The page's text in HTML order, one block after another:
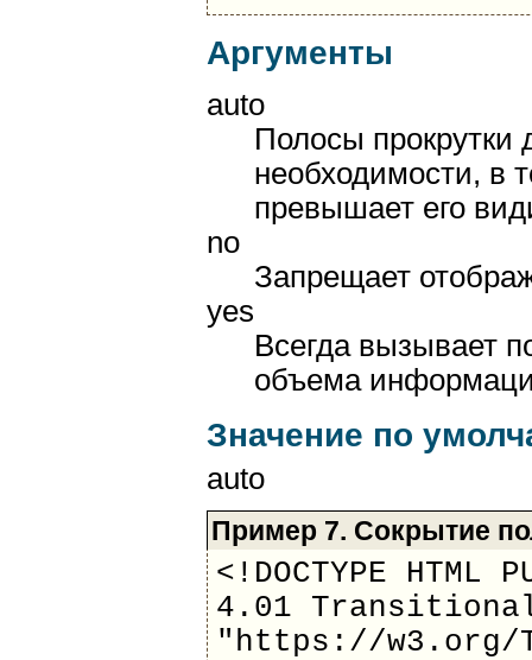
Аргументы
auto
Полосы прокрутки
необходимости, в
превышает его
no
Запрещает
yes
Всегда вызывает
объема
Значение по
auto
Пример 7. Сокрытие
<!DOCTYPE HTML
4.01
"https://w3.org/